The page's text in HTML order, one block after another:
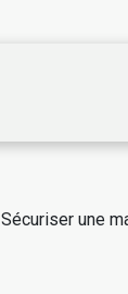
Sécuriser une